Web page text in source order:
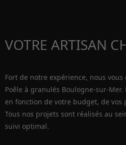
VOTRE ARTISAN
Fort de notre expérience, nous
Poêle à granulés Boulogne-sur-
en fonction de votre budget, de vos
Tous nos projets sont réalisés au
suivi optimal.